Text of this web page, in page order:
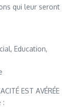
qui leur seront
Education,
EST AVÉRÉE
: